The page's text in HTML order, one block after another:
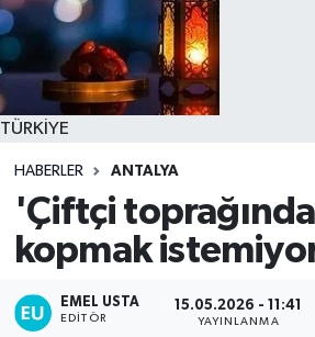
TÜRKİYE
HABERLER ANTALYA
'Çiftçi
kopmak
EMEL USTA
EDITÖR
15.05.2026 - 11:41
YAYINLANMA